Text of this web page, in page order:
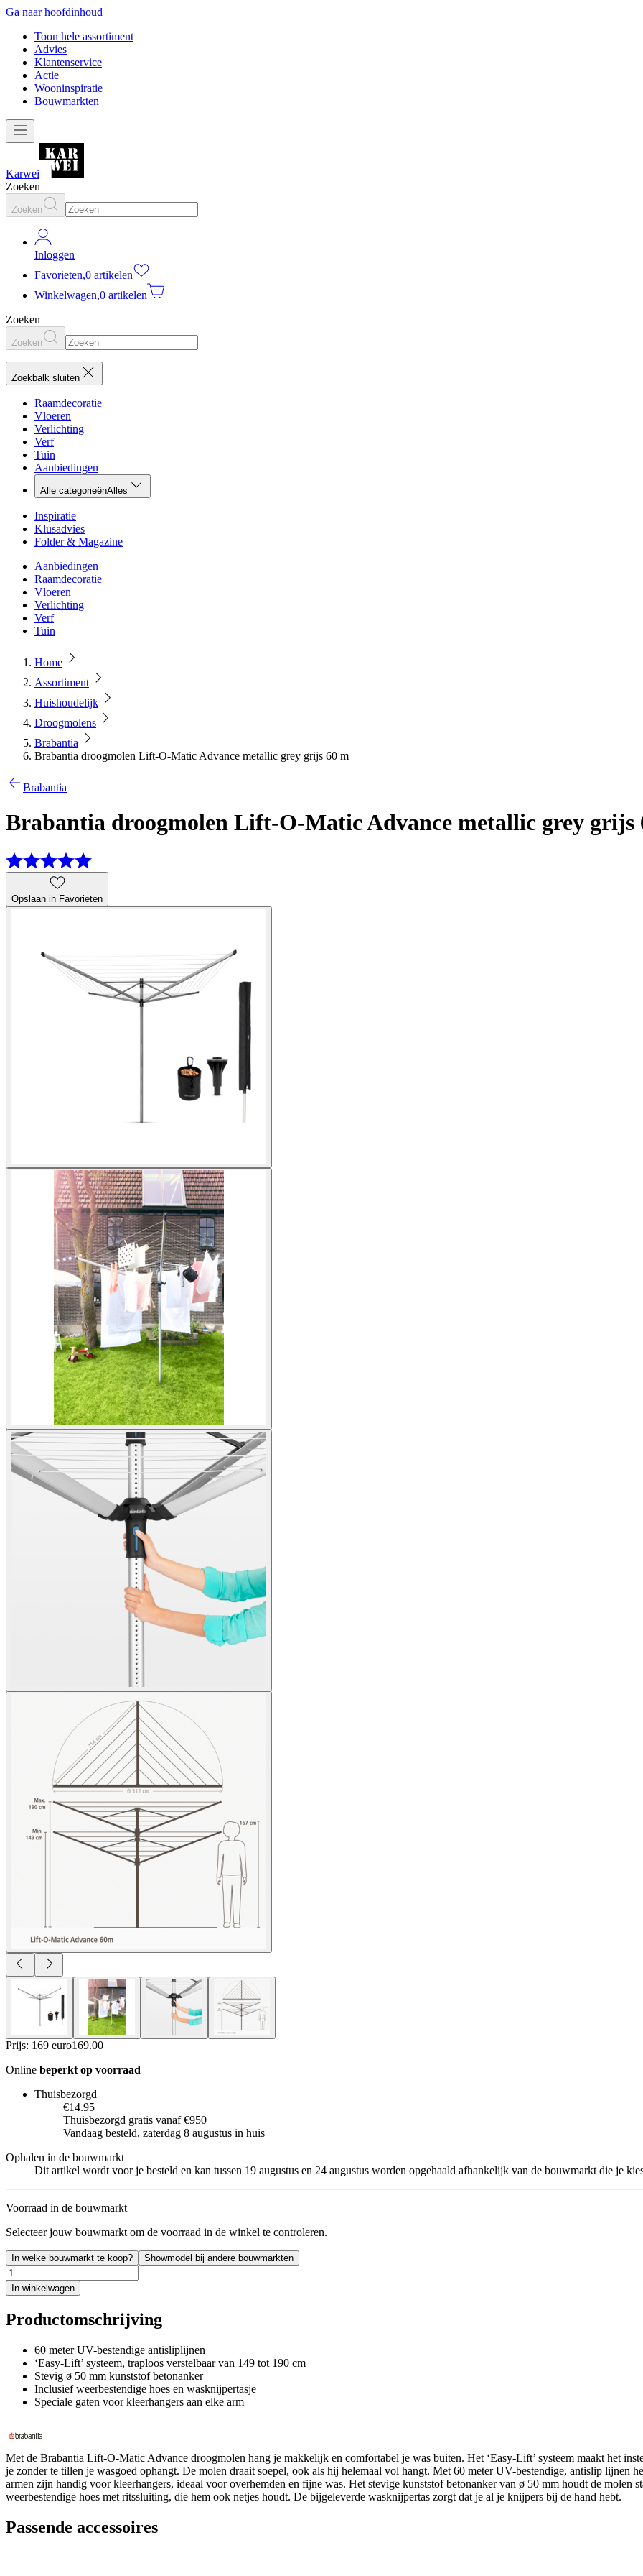
Ga naar hoofdinhoud
Toon hele assortiment
Advies
Klantenservice
Actie
Wooninspiratie
Bouwmarkten
Karwei
Zoeken
Zoeken
Inloggen
Favorieten,0 artikelen
Winkelwagen,0 artikelen
Zoeken
Zoeken
Zoekbalk sluiten
Raamdecoratie
Vloeren
Verlichting
Verf
Tuin
Aanbiedingen
Alle categorieënAlles
Inspiratie
Klusadvies
Folder & Magazine
Aanbiedingen
Raamdecoratie
Vloeren
Verlichting
Verf
Tuin
Home
Assortiment
Huishoudelijk
Droogmolens
Brabantia
Brabantia droogmolen Lift-O-Matic Advance metallic grey grijs 60 m
Brabantia
Brabantia droogmolen Lift-O-Matic Advance metallic grey grijs
Opslaan in Favorieten
Prijs: 169 euro169.00
Online beperkt op voorraad
Thuisbezorgd
€14.95
Thuisbezorgd gratis vanaf €950
Vandaag besteld, zaterdag 8 augustus in huis
Ophalen in de bouwmarkt
Dit artikel wordt voor je besteld en kan tussen 19 augustus en 24 augustus worden opgehaald afhankelijk van de bouwmarkt die je
Voorraad in de bouwmarkt
Selecteer jouw bouwmarkt om de voorraad in de winkel te controleren.
In welke bouwmarkt te koop? Showmodel bij andere bouwmarkten
In winkelwagen
Productomschrijving
60 meter UV-bestendige antisliplijnen
‘Easy-Lift’ systeem, traploos verstelbaar van 149 tot 190 cm
Stevig ø 50 mm kunststof betonanker
Inclusief weerbestendige hoes en wasknijpertasje
Speciale gaten voor kleerhangers aan elke arm
Met de Brabantia Lift-O-Matic Advance droogmolen hang je makkelijk en comfortabel je was buiten. Het ‘Easy-Lift’ systeem maakt het
je zonder te tillen je wasgoed ophangt. De molen draait soepel, ook als hij helemaal vol hangt. Met 60 meter UV-bestendige, antislip lijnen
armen zijn handig voor kleerhangers, ideaal voor overhemden en fijne was. Het stevige kunststof betonanker van ø 50 mm houdt de molen
weerbestendige hoes met ritssluiting, die hem ook netjes houdt. De bijgeleverde wasknijpertas zorgt dat je al je knijpers bij de hand hebt.
Passende accessoires